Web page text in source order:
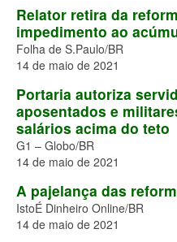
Relator retira da
impedimento ao
Folha de S.Paulo/BR
14 de maio de 2021
Portaria autoriza
aposentados e
salários acima do teto
G1 – Globo/BR
14 de maio de 2021
A pajelança das
IstoÉ Dinheiro Online/BR
14 de maio de 2021